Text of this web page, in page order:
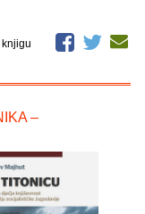
knjigu
–